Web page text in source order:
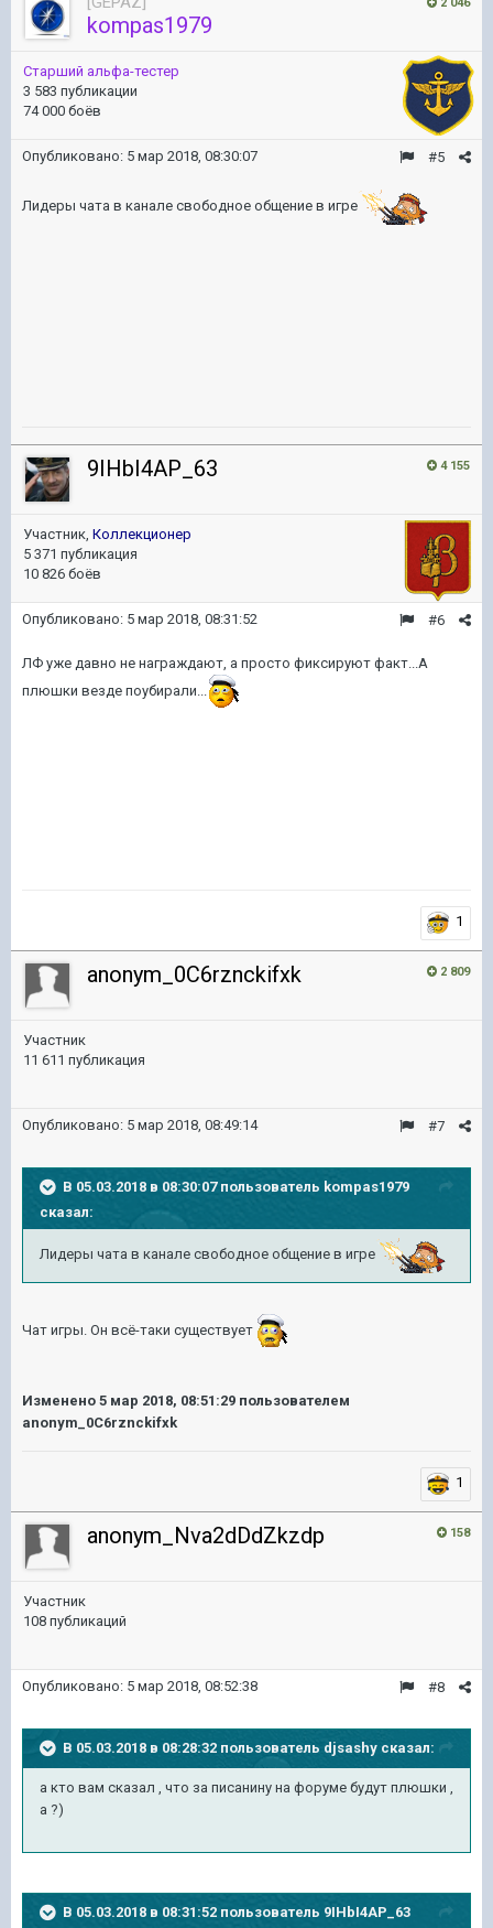
kompas1979
Старший альфа-тестер
3 583 публикации
74 000 боёв
#5
Опубликовано: 5 мар 2018, 08:30:07
Лидеры чата в канале свободное общение в игре
4 155
9IHbI4AP_63
Участник, Коллекционер
5 371 публикация
10 826 боёв
#6
Опубликовано: 5 мар 2018, 08:31:52
ЛФ уже давно не награждают, а просто фиксируют факт...А
плюшки везде поубирали...
1
2 809
anonym_0C6rznckifxk
Участник
11 611 публикация
#7
Опубликовано: 5 мар 2018, 08:49:14
В 05.03.2018 в 08:30:07 пользователь kompas1979
сказал:
Лидеры чата в канале свободное общение в игре
Чат игры. Он всё-таки существует
Изменено 5 мар 2018, 08:51:29 пользователем
anonym_0C6rznckifxk
1
158
anonym_Nva2dDdZkzdp
Участник
108 публикаций
#8
Опубликовано: 5 мар 2018, 08:52:38
В 05.03.2018 в 08:28:32 пользователь djsashy сказал:
а кто вам сказал , что за писанину на форуме будут плюшки ,
а ?)
В 05.03.2018 в 08:31:52 пользователь 9IHbI4AP_63